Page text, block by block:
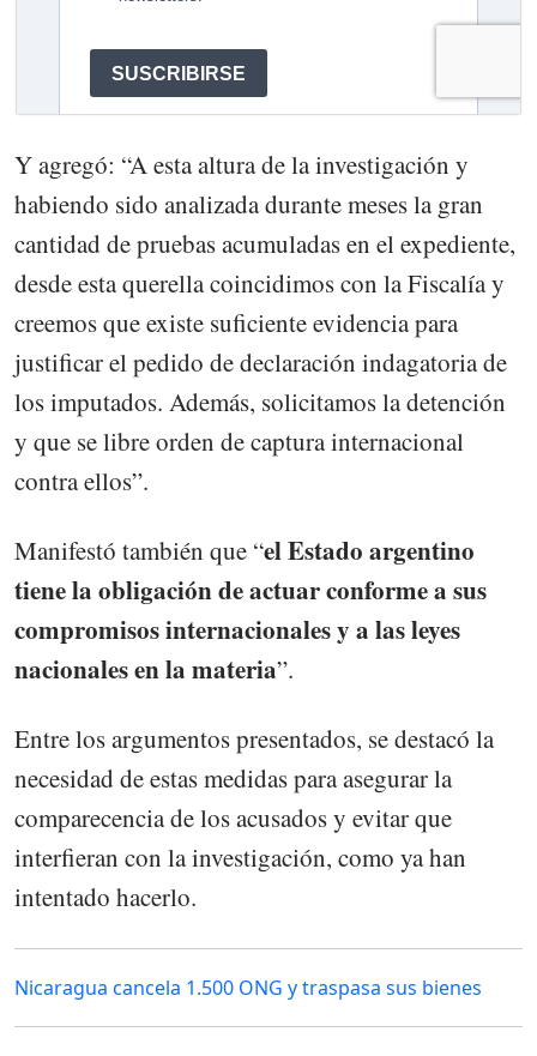
Y agregó: “A esta altura de la investigación y
habiendo sido analizada durante meses la gran
cantidad de pruebas acumuladas en el expediente,
desde esta querella coincidimos con la Fiscalía y
creemos que existe suficiente evidencia para
justificar el pedido de declaración indagatoria de
los imputados. Además, solicitamos la detención
y que se libre orden de captura internacional
contra ellos”.
Manifestó también que “el Estado argentino
tiene la obligación de actuar conforme a sus
compromisos internacionales y a las leyes
nacionales en la materia”.
Entre los argumentos presentados, se destacó la
necesidad de estas medidas para asegurar la
comparecencia de los acusados y evitar que
interfieran con la investigación, como ya han
intentado hacerlo.
Nicaragua cancela 1.500 ONG y traspasa sus bienes